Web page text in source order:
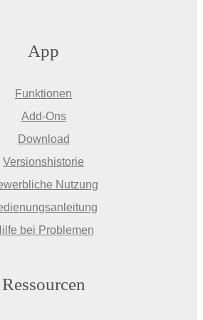
App
Funktionen
Add-Ons
Download
Versionshistorie
Nutzung
bei Problemen
Ressourcen